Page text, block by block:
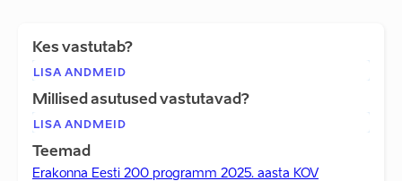
Kes vastutab?
LISA ANDMEID
Millised asutused vastutavad?
LISA ANDMEID
Teemad
Erakonna Eesti 200 programm 2025. aasta KOV